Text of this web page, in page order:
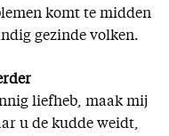
komt te midden
gezinde volken.
liefheb, maak mij
u de kudde weidt,